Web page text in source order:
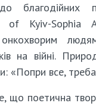
благодійних
Kyiv-Sophia
на війні.
«Попри все,
що поетична